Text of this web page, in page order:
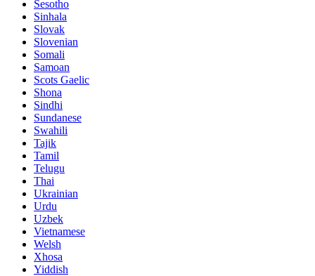
Sesotho
Sinhala
Slovak
Slovenian
Somali
Samoan
Scots Gaelic
Shona
Sindhi
Sundanese
Swahili
Tajik
Tamil
Telugu
Thai
Ukrainian
Urdu
Uzbek
Vietnamese
Welsh
Xhosa
Yiddish